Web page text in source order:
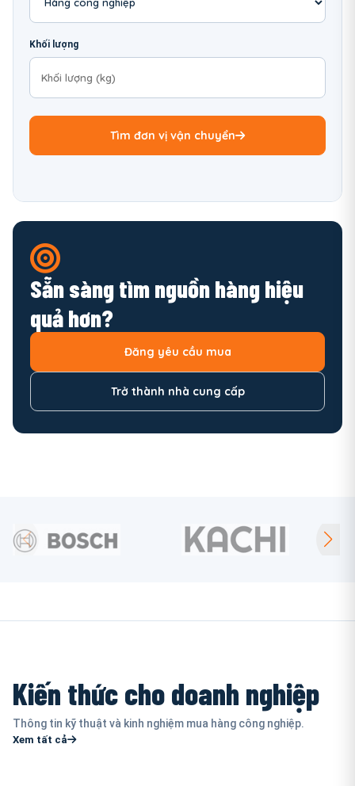
Khối lượng
Tìm đơn vị vận chuyển
Sẵn sàng tìm nguồn hàng hiệu
quả hơn?
Đăng yêu cầu mua
Trở thành nhà cung cấp
Kiến thức cho doanh nghiệp
Thông tin kỹ thuật và kinh nghiệm mua hàng công nghiệp.
Xem tất cả